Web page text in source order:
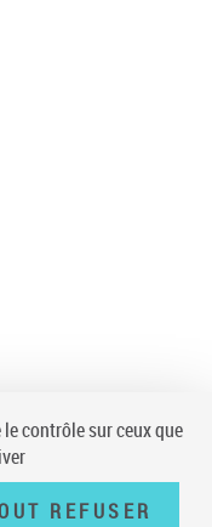
contrôle sur ceux que
REFUSER